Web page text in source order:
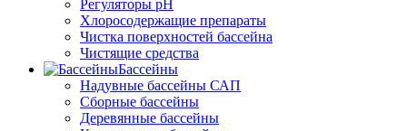
Регуляторы pH
Хлоросодержащие препараты
Чистка поверхностей бассейна
Чистящие средства
Бассейны
Надувные бассейны САП
Сборные бассейны
Деревянные бассейны